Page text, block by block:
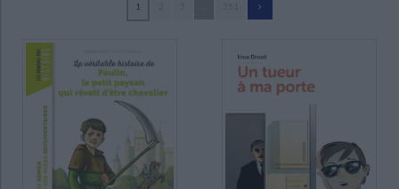
Critique et histoire littéraire
Littérature ancienne et médiévale
Littérature de voyage Audio - Livres lus
Littérature en version originale
Ecologie - Environnement Religions - Spiritualités
Histoire - Généralités Histoire des pays
Histoire ancienne
Culture scientifique
Aubinais, Marie (542)
Delval, Marie-Hélène (414)
Masson, Philippe (189)
Bryant, Bonnie (188)
Clément, Claire (182)
1